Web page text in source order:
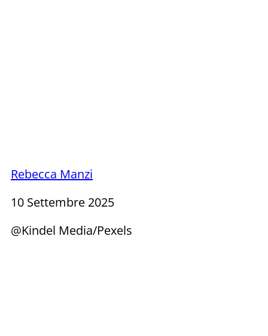
Rebecca Manzi
10 Settembre 2025
@Kindel Media/Pexels